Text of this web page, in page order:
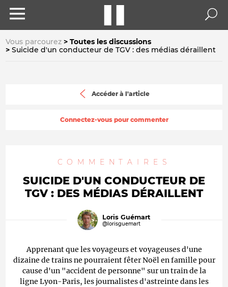
Vous parcourez
Toutes les discussions
Suicide d'un conducteur de TGV : des médias déraillent
Accéder à l'article
Connectez-vous pour commenter
COMMENTAIRES
SUICIDE D'UN CONDUCTEUR DE
TGV : DES MÉDIAS DÉRAILLENT
Loris Guémart
@lorisguemart
Apprenant que les voyageurs et voyageuses d'une
dizaine de trains ne pourraient fêter Noël en famille pour
cause d'un "accident de personne" sur un train de la
ligne Lyon-Paris, les journalistes d'astreinte dans les